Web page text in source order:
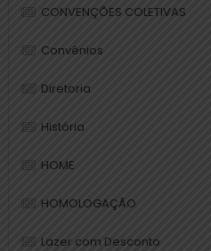
CONVENÇÕES COLETIVAS
Convênios
Diretoria
História
HOME
HOMOLOGAÇÃO
Lazer com Desconto